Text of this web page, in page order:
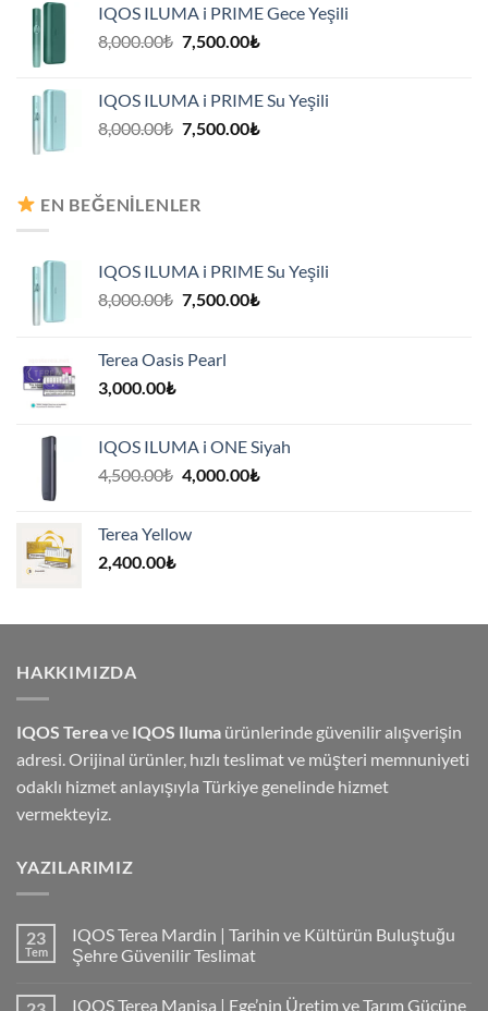
7,500.00₺.
IQOS ILUMA i PRIME Gece Yeşili
8,000.00₺ Orijinal
7,500.00₺Şu
7,500.00₺.
IQOS ILUMA i PRIME Su Yeşili
8,000.00₺ Orijinal
7,500.00₺Şu
EN BEĞENILENLER
IQOS ILUMA i PRIME Su Yeşili
8,000.00₺ Orijinal
7,500.00₺Şu
Terea Oasis Pearl
3,000.00₺
IQOS ILUMA i ONE Siyah
4,500.00₺ Orijinal
4,000.00₺Şu
Terea Yellow
2,400.00₺
HAKKIMIZDA
IQOS Tereave IQOS Iluma ürünlerinde güvenilir alışverişin
adresi. Orijinal ürünler, hızlı teslimat ve müşteri memnuniyeti
odaklı hizmet anlayışıyla Türkiye genelinde hizmet
vermekteyiz.
YAZILARIMIZ
23
Tem
IQOS Terea Mardin | Tarihin ve Kültürün Buluştuğu
Şehre Güvenilir Teslimat
IQOS Terea Manisa | Ege’nin Üretim ve Tarım Gücüne